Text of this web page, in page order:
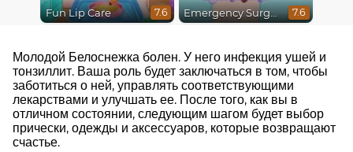
Fun Lip Care 7.6 Emergency Surgery 7.6
Молодой Белоснежка болен. У него инфекция ушей и
тонзиллит. Ваша роль будет заключаться в том, чтобы
заботиться о ней, управлять соответствующими
лекарствами и улучшать ее. После того, как вы в
отличном состоянии, следующим шагом будет выбор
прически, одежды и аксессуаров, которые возвращают
счастье.